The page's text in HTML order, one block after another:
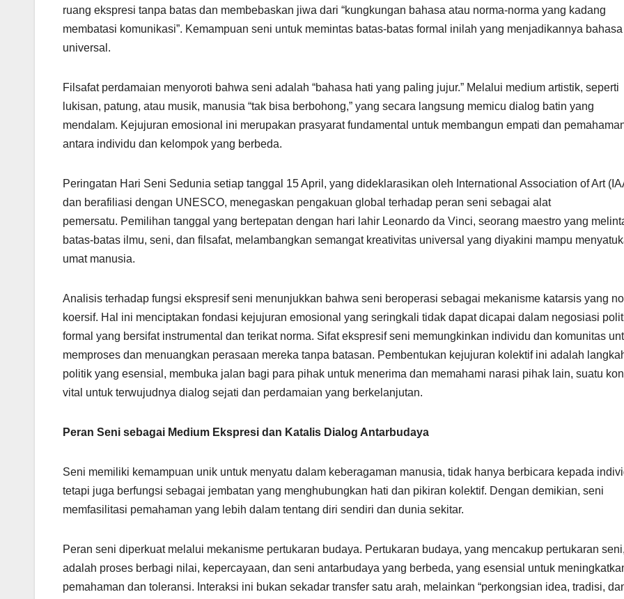
ruang ekspresi tanpa batas dan membebaskan jiwa dari “kungkungan bahasa atau norma-norma yang kadang
membatasi komunikasi”. Kemampuan seni untuk memintas batas-batas formal inilah yang menjadikannya bahasa
universal.
Filsafat perdamaian menyoroti bahwa seni adalah “bahasa hati yang paling jujur.” Melalui medium artistik, seperti
lukisan, patung, atau musik, manusia “tak bisa berbohong,” yang secara langsung memicu dialog batin yang
mendalam. Kejujuran emosional ini merupakan prasyarat fundamental untuk membangun empati dan
antara individu dan kelompok yang berbeda.
Peringatan Hari Seni Sedunia setiap tanggal 15 April, yang dideklarasikan oleh International Association of Art
dan berafiliasi dengan UNESCO, menegaskan pengakuan global terhadap peran seni sebagai alat
pemersatu. Pemilihan tanggal yang bertepatan dengan hari lahir Leonardo da Vinci, seorang maestro yang
batas-batas ilmu, seni, dan filsafat, melambangkan semangat kreativitas universal yang diyakini mampu
umat manusia.
Analisis terhadap fungsi ekspresif seni menunjukkan bahwa seni beroperasi sebagai mekanisme katarsis yang
koersif. Hal ini menciptakan fondasi kejujuran emosional yang seringkali tidak dapat dicapai dalam negosiasi
formal yang bersifat instrumental dan terikat norma. Sifat ekspresif seni memungkinkan individu dan komunitas
memproses dan menuangkan perasaan mereka tanpa batasan. Pembentukan kejujuran kolektif ini adalah
politik yang esensial, membuka jalan bagi para pihak untuk menerima dan memahami narasi pihak lain, suatu
vital untuk terwujudnya dialog sejati dan perdamaian yang berkelanjutan.
Peran Seni sebagai Medium Ekspresi dan Katalis Dialog Antarbudaya
Seni memiliki kemampuan unik untuk menyatu dalam keberagaman manusia, tidak hanya berbicara kepada
tetapi juga berfungsi sebagai jembatan yang menghubungkan hati dan pikiran kolektif. Dengan demikian, seni
memfasilitasi pemahaman yang lebih dalam tentang diri sendiri dan dunia sekitar.
Peran seni diperkuat melalui mekanisme pertukaran budaya. Pertukaran budaya, yang mencakup pertukaran seni,
adalah proses berbagi nilai, kepercayaan, dan seni antarbudaya yang berbeda, yang esensial untuk
pemahaman dan toleransi. Interaksi ini bukan sekadar transfer satu arah, melainkan “perkongsian idea, tradisi,